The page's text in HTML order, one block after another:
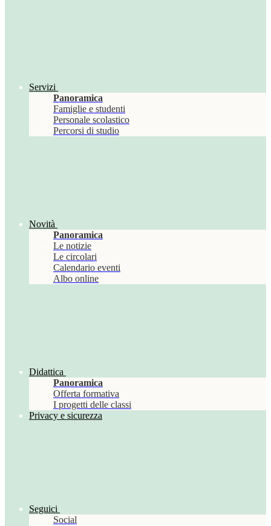
Servizi
Panoramica
Famiglie e studenti
Personale scolastico
Percorsi di studio
Novità
Panoramica
Le notizie
Le circolari
Calendario eventi
Albo online
Didattica
Panoramica
Offerta formativa
I progetti delle classi
Privacy e sicurezza
Seguici
Social